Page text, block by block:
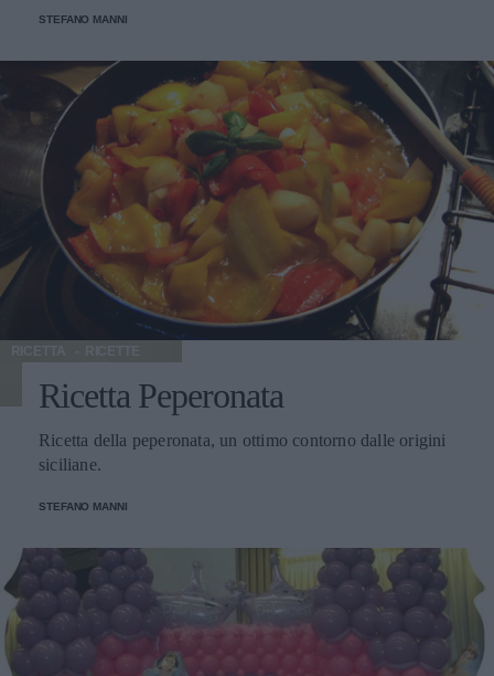
STEFANO MANNI
RICETTA
Ricetta Peperonata
Ricetta della peperonata, un ottimo contorno dalle origini
siciliane.
STEFANO MANNI